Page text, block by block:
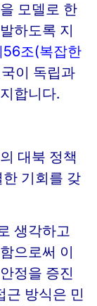
모델로 한
하도록 지
56조(복잡한
이 독립과
합니다.
대북 정책
기회를 갖
생각하고
으로써 이
정을 증진
근 방식은 민